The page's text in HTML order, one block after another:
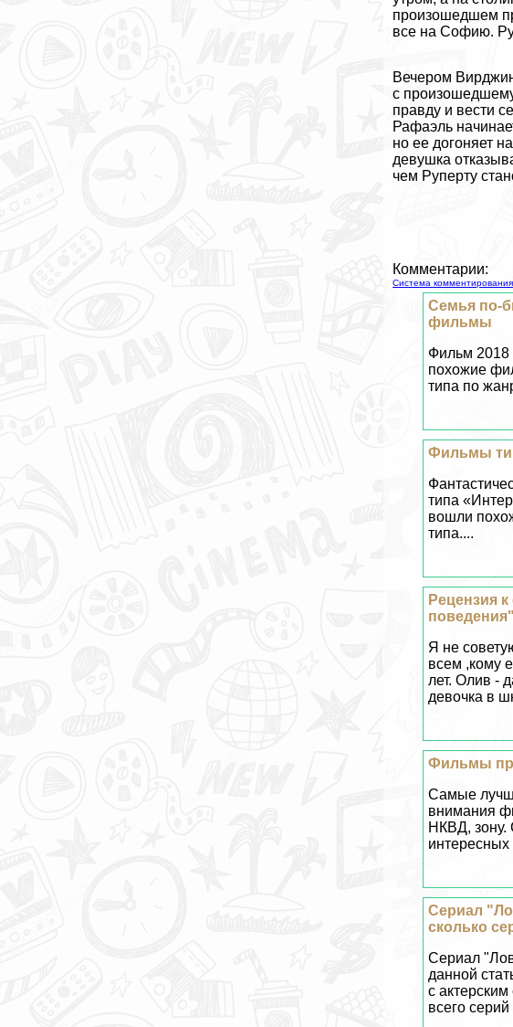
произошедшем
все на Софию.
Вечером
с
правду и вести
Рафаэль
но ее догоняет
дeвyшка
чем Руперту
Комментарии:
Система
Семья по-
фильмы
Фильм 2018
похожие
типа по
Фильмы
типа
вошли
типа....
Рецензия
Я не
всем ,кому
лет. Олив -
дeвoчка в
Фильмы
Самые
внимания
НКВД, зону.
интересных
Сериал
сколько
Сериал
данной
с актерским
всего